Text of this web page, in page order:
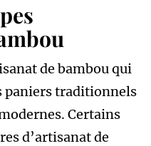
de bambou qui
paniers traditionnels
Certains
d’artisanat de